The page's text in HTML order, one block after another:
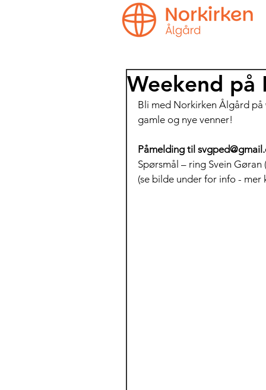
Weekend på
Bli med Norkirken Ålgård
gamle og nye venner!
Påmelding til
Spørsmål – ring Svein Gøran
(se bilde under for info -